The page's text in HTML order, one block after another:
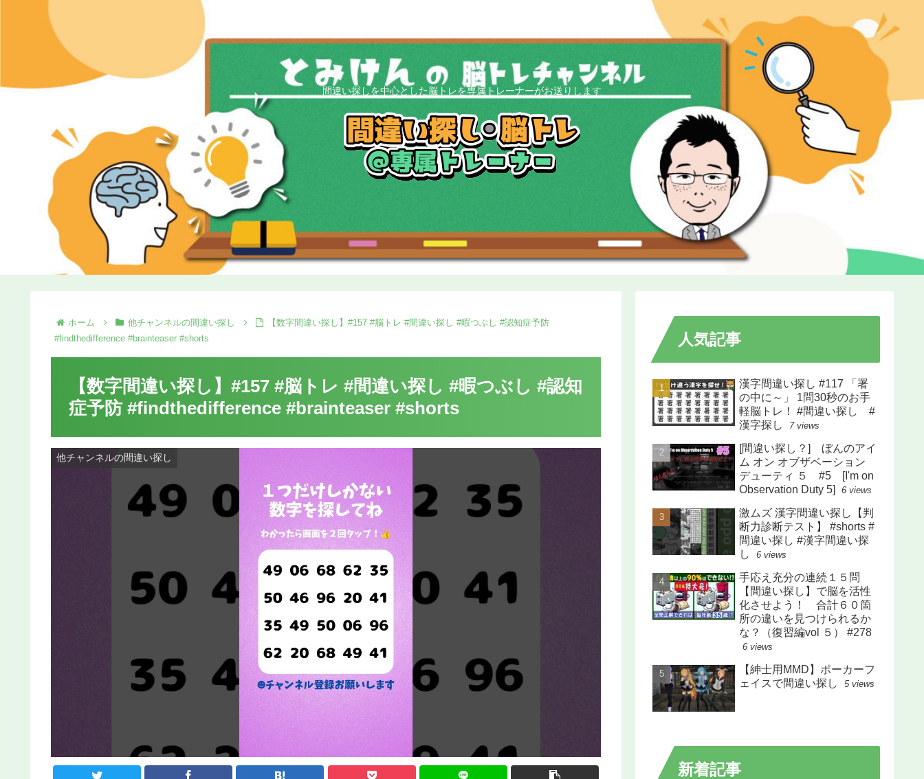
間違い探しを中心とした脳トレを専属トレーナーがお送りします
ホーム 他チャンネルの間違い探し
【数字間違い探し】#157 #脳トレ #間違い探し #暇つぶし #認知症予防
#findthedifference #brainteaser #shorts
【数字間違い探し】#157 #脳トレ #間違い探し #暇つぶし #認知
症予防 #findthedifference #brainteaser #shorts
他チャンネルの間違い探し
人気記事
漢字間違い探し #117 「署
の中に～」 1問30秒のお手
軽脳トレ！ #間違い探し #
漢字探し
7 views
[間違い探し？] ぼんのアイ
ム オン オブザベーション
デューティ ５ #5 [I'm on
Observation Duty 5]
6 views
激ムズ 漢字間違い探し【判
断力診断テスト】 #shorts #
間違い探し #漢字間違い探
し
6 views
手応え充分の連続１５問
【間違い探し】で脳を活性
化させよう！ 合計６０箇
所の違いを見つけられるか
な？（復習編vol ５） #278
6 views
【紳士用MMD】ポーカーフ
ェイスで間違い探し
5 views
新着記事